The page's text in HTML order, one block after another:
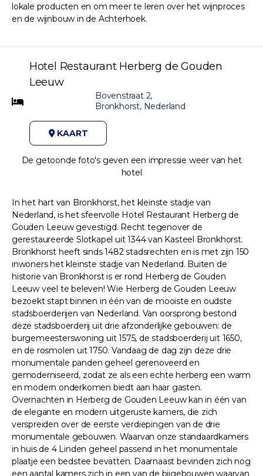
lokale producten en om meer te leren over het wijnproces
en de wijnbouw in de Achterhoek.
Hotel Restaurant Herberg de Gouden
Leeuw
Bovenstraat 2,
Bronkhorst, Nederland
KAART
De getoonde foto's geven een impressie weer van het
hotel
In het hart van Bronkhorst, het kleinste stadje van
Nederland, is het sfeervolle Hotel Restaurant Herberg de
Gouden Leeuw gevestigd. Recht tegenover de
gerestaureerde Slotkapel uit 1344 van Kasteel Bronkhorst.
Bronkhorst heeft sinds 1482 stadsrechten en is met zijn 150
inwoners het kleinste stadje van Nederland. Buiten de
historie van Bronkhorst is er rond Herberg de Gouden
Leeuw veel te beleven! Wie Herberg de Gouden Leeuw
bezoekt stapt binnen in één van de mooiste en oudste
stadsboerderijen van Nederland. Van oorsprong bestond
deze stadsboerderij uit drie afzonderlijke gebouwen: de
burgemeesterswoning uit 1575, de stadsboerderij uit 1650,
en de rosmolen uit 1750. Vandaag de dag zijn deze drie
monumentale panden geheel gerenoveerd en
gemoderniseerd, zodat ze als een echte herberg een warm
en modern onderkomen biedt aan haar gasten.
Overnachten in Herberg de Gouden Leeuw kan in één van
de elegante en modern uitgeruste kamers, die zich
verspreiden over de eerste verdiepingen van de drie
monumentale gebouwen. Waarvan onze standaardkamers
in huis de 4 Linden geheel passend in het monumentale
plaatje een bedstee bevatten. Daarnaast bevinden zich nog
een aantal kamers zich in een van de bijgebouwen waarvan